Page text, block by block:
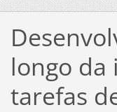
longo da
tarefas